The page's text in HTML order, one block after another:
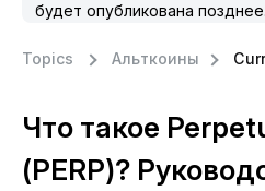
будет опубликована позднее.
Topics Альткоины
Что такое
(PERP)?